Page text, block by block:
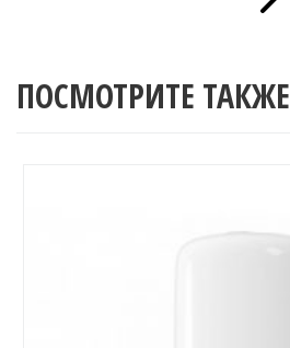
ПОСМОТРИТЕ ТАКЖЕ